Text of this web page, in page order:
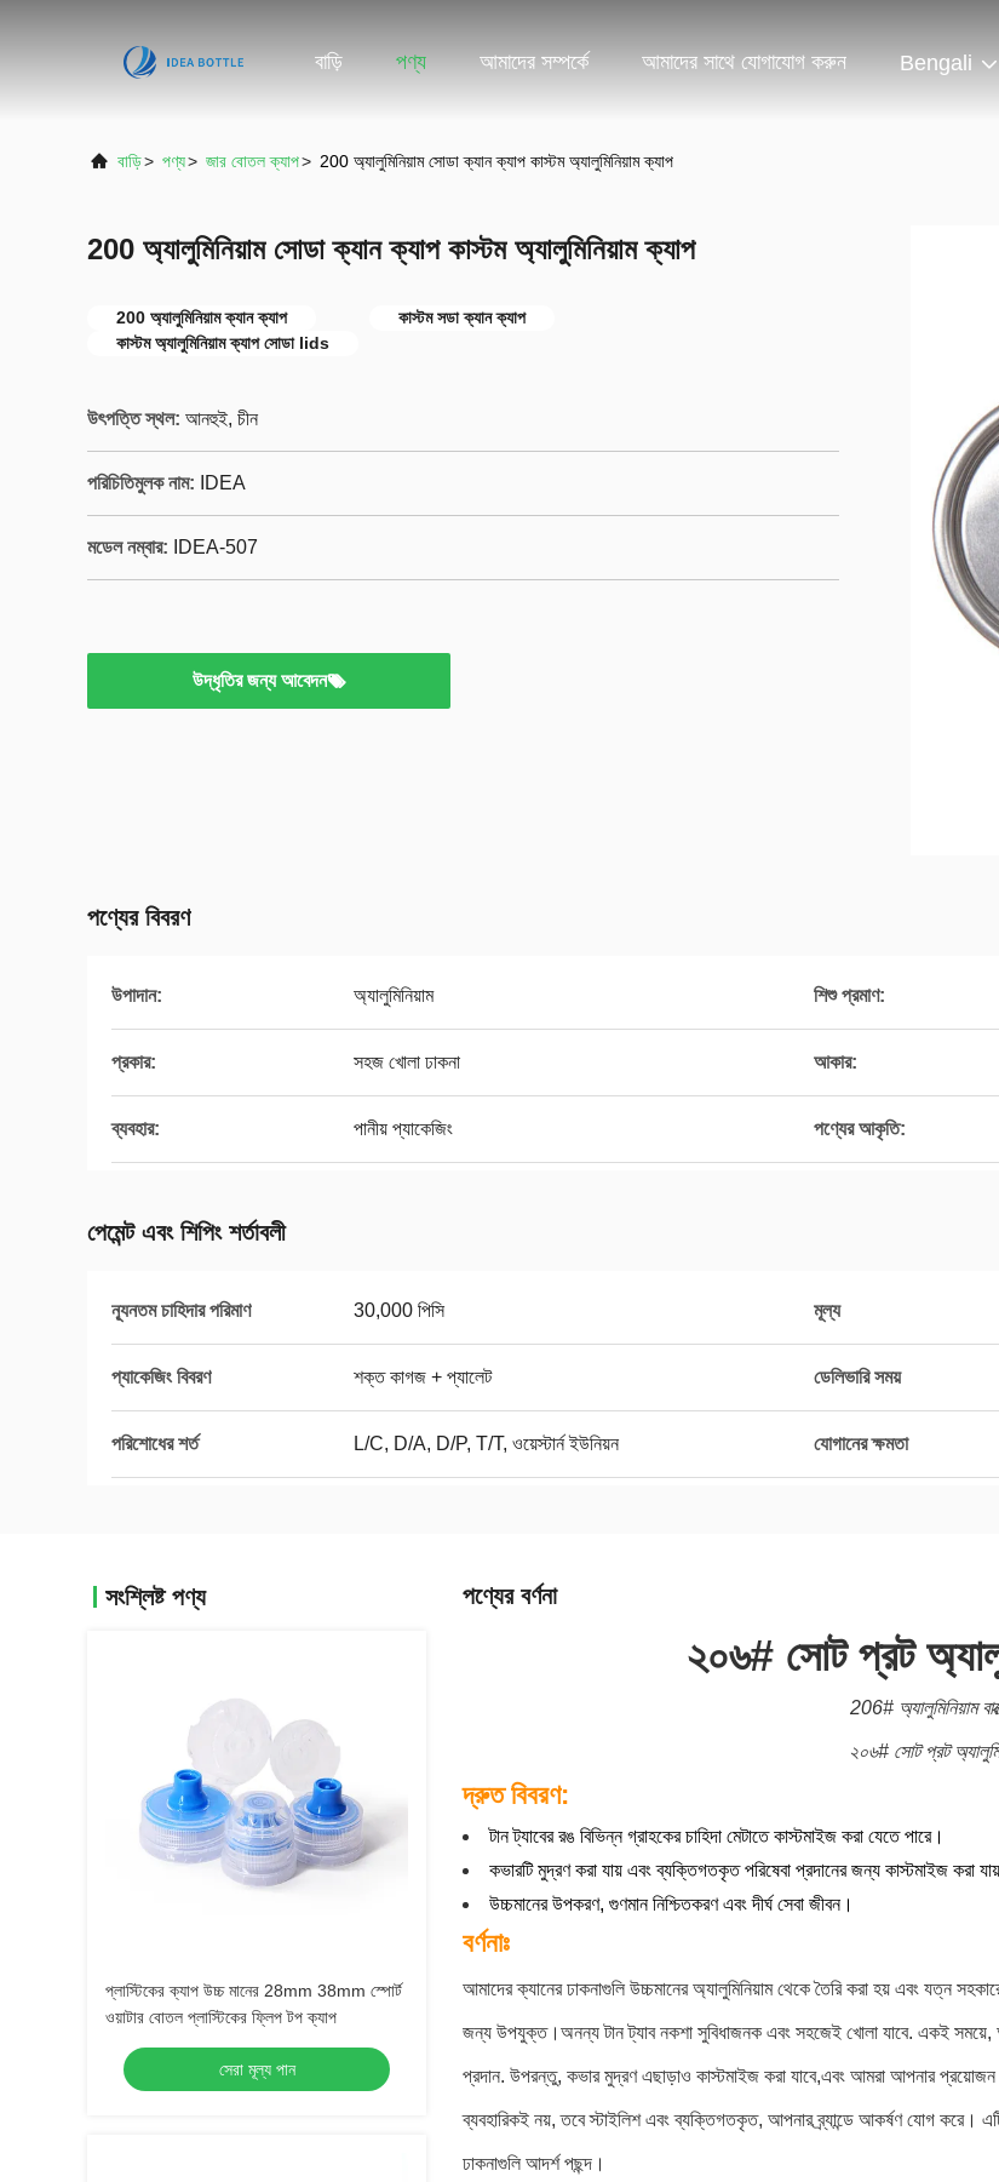
বাড়ি পণ্য আমাদের সম্পর্কে আমাদের সাথে যোগাযোগ করুন Bengali
বাড়ি> পণ্য> জার বোতল ক্যাপ> 200 অ্যালুমিনিয়াম সোডা ক্যান ক্যাপ কাস্টম অ্যালুমিনিয়াম ক্যাপ
200 অ্যালুমিনিয়াম সোডা ক্যান ক্যাপ কাস্টম অ্যালুমিনিয়াম ক্যাপ
200 অ্যালুমিনিয়াম ক্যান ক্যাপ
কাস্টম সডা ক্যান ক্যাপ
কাস্টম অ্যালুমিনিয়াম ক্যাপ সোডা lids
উৎপত্তি স্থল: আনহুই, চীন
পরিচিতিমুলক নাম: IDEA
মডেল নম্বার: IDEA-507
উদ্ধৃতির জন্য আবেদন
পণ্যের বিবরণ
উপাদান: অ্যালুমিনিয়াম শিশু প্রমাণ:
প্রকার: সহজ খোলা ঢাকনা আকার:
ব্যবহার: পানীয় প্যাকেজিং পণ্যের আকৃতি:
পেমেন্ট এবং শিপিং শর্তাবলী
ন্যূনতম চাহিদার পরিমাণ 30,000 পিসি মূল্য
প্যাকেজিং বিবরণ শক্ত কাগজ + প্যালেট ডেলিভারি সময়
পরিশোধের শর্ত L/C, D/A, D/P, T/T, ওয়েস্টার্ন ইউনিয়ন যোগানের ক্ষমতা
সংশ্লিষ্ট পণ্য
প্লাস্টিকের ক্যাপ উচ্চ মানের 28mm 38mm স্পোর্ট
ওয়াটার বোতল প্লাস্টিকের ফ্লিপ টপ ক্যাপ
সেরা মূল্য পান
পণ্যের বর্ণনা
২০৬# সোট প্রট
206# অ্যালুমিনিয়াম
২০৬# সোট প্রট
দ্রুত বিবরণ:
টান ট্যাবের রঙ বিভিন্ন গ্রাহকের চাহিদা মেটাতে কাস্টমাইজ করা যেতে পারে।
কভারটি মুদ্রণ করা যায় এবং ব্যক্তিগতকৃত পরিষেবা প্রদানের জন্য কাস্টমাইজ করা
উচ্চমানের উপকরণ, গুণমান নিশ্চিতকরণ এবং দীর্ঘ সেবা জীবন।
বর্ণনাঃ
আমাদের ক্যানের ঢাকনাগুলি উচ্চমানের অ্যালুমিনিয়াম থেকে তৈরি করা হয় এবং যত্ন
জন্য উপযুক্ত।অনন্য টান ট্যাব নকশা সুবিধাজনক এবং সহজেই খোলা যাবে. একই
প্রদান. উপরন্তু, কভার মুদ্রণ এছাড়াও কাস্টমাইজ করা যাবে,এবং আমরা আপনার প্রয়োজন
ব্যবহারিকই নয়, তবে স্টাইলিশ এবং ব্যক্তিগতকৃত, আপনার ব্র্যান্ডে আকর্ষণ যোগ করে।
ঢাকনাগুলি আদর্শ পছন্দ।